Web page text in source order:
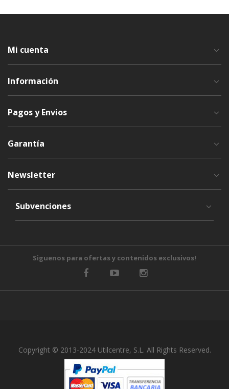
Mi cuenta
Información
Pagos y Envios
Garantía
Newsletter
Subvenciones
Siguenos para ofertas y contenidos exclusivos!
Copyright © 2013-2024 Utilcentre, S.L. All Rights Reserved.